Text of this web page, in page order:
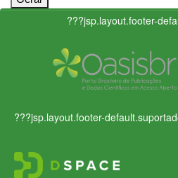
???jsp.layout.footer-
???jsp.layout.footer-